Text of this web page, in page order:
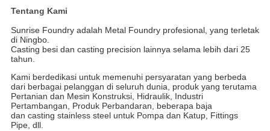
Tentang Kami
Sunrise Foundry adalah Metal Foundry profesional, yang terletak
di Ningbo.
Casting besi dan casting precision lainnya selama lebih dari 25
tahun.
Kami berdedikasi untuk memenuhi persyaratan yang berbeda
dari berbagai pelanggan di seluruh dunia, produk yang terutama
Pertanian dan Mesin Konstruksi, Hidraulik, Industri
Pertambangan, Produk Perbandaran, beberapa baja
dan casting stainless steel untuk Pompa dan Katup, Fittings
Pipe, dll.